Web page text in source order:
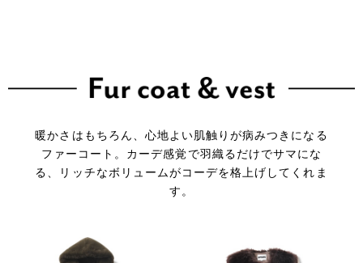
暖かさはもちろん、心地よい肌触りが病みつきになる
ファーコート。 カーデ感覚で羽織るだけでサマにな
る、リッチなボリュームがコーデを格上げしてくれま
す。